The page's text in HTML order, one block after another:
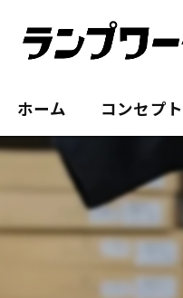
ホーム コンセプト